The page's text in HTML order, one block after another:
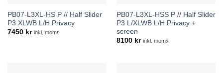
PB07-L3XL-HS P // Half Slider
P3 XLWB L/H Privacy
7450 kr inkl. moms
PB07-L3XL-HSS P // Half Slider
P3 L/XLWB L/H Privacy +
screen
8100 kr inkl. moms